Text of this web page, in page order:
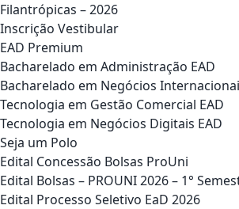
Filantrópicas – 2026
Inscrição Vestibular
EAD Premium
Bacharelado em Administração EAD
Bacharelado em Negócios
Tecnologia em Gestão Comercial EAD
Tecnologia em Negócios Digitais EAD
Seja um Polo
Edital Concessão Bolsas ProUni
Edital Bolsas – PROUNI 2026 – 1°
Edital Processo Seletivo EaD 2026